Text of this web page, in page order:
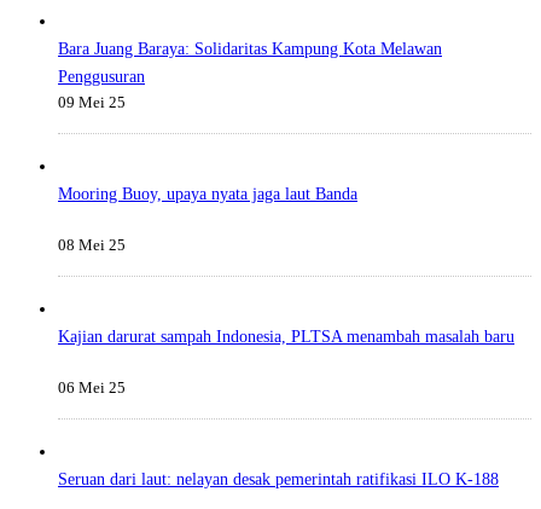
Bara Juang Baraya: Solidaritas Kampung Kota Melawan
Penggusuran
09 Mei 25
Mooring Buoy, upaya nyata jaga laut Banda
08 Mei 25
Kajian darurat sampah Indonesia, PLTSA menambah masalah baru
06 Mei 25
Seruan dari laut: nelayan desak pemerintah ratifikasi ILO K-188